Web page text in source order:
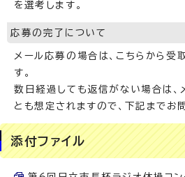
を選考します。
応募の完了について
メール応募の場合は、こちらから受
す。
数日経過しても返信がない場合は、
とも想定されますので、下記までお
添付ファイル